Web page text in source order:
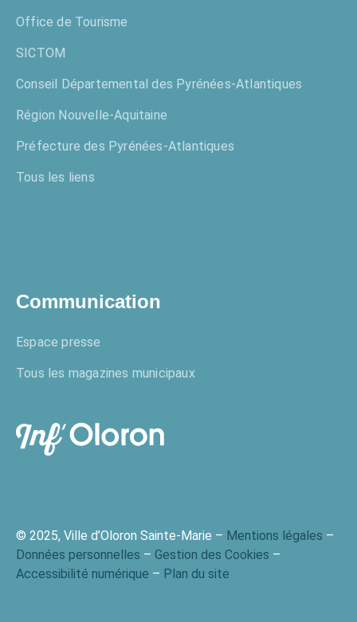
Office de Tourisme
SICTOM
Conseil Départemental des Pyrénées-Atlantiques
Région Nouvelle-Aquitaine
Préfecture des Pyrénées-Atlantiques
Tous les liens
Communication
Espace presse
Tous les magazines municipaux
© 2025, Ville d’Oloron Sainte-Marie – Mentions légales –
Données personnelles – Gestion des Cookies –
Accessibilité numérique – Plan du site